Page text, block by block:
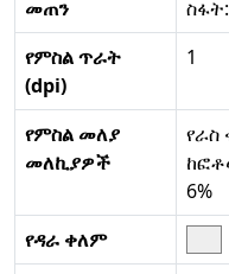
መጠን
የምስል ጥራት
(dpi)
1
የምስል መለያ
መለኪያዎች
የራስ
6%
የዳራ ቀለም